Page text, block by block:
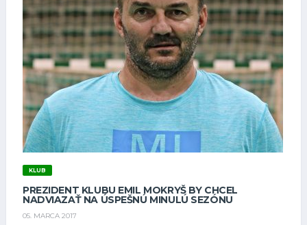
KLUB
PREZIDENT KLUBU EMIL MOKRYŠ BY CHCEL
NADVIAZAŤ NA ÚSPEŠNÚ MINULÚ SEZÓNU
05. MARCA 2017